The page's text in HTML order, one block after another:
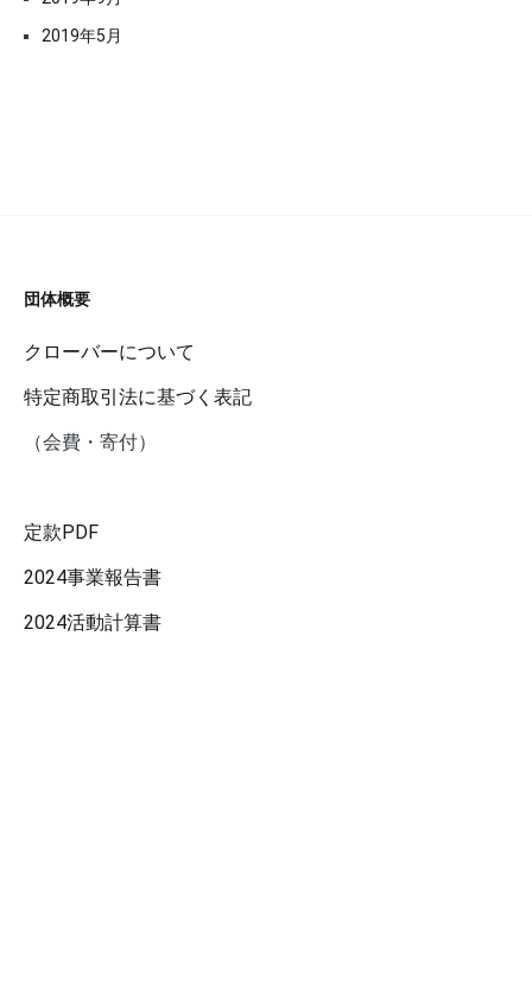
2019年5月
団体概要
クローバーについて
特定商取引法に基づく表記
（会費・寄付）
定款PDF
2024事業報告書
2024活動計算書